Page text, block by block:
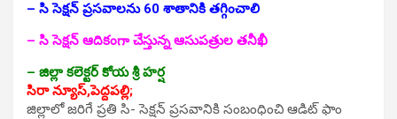
– సి సెక్షన్ ప్రసవాలను 60 శాతానికి తగ్గించాలి
– సి సెక్షన్ ఆదికంగా చేస్తున్న ఆసుపత్రుల తనీఖీ
– జిల్లా కలెక్టర్ కోయ శ్రీ హర్ష
సిరా న్యూస్,పెద్దపల్లి;
జిల్లాలో జరిగే ప్రతి సి- సెక్షన్ ప్రసవానికి సంబంధించి ఆడిట్ ఫాం